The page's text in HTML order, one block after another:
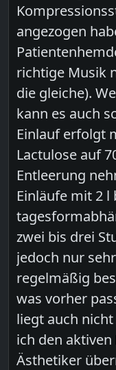
angezogen
richtige Musik
die gleiche).
kann es auch
Einlauf erfolgt
Lactulose auf
Entleerung
Einläufe mit 2 l
zwei bis drei
jedoch nur
regelmäßig
was vorher
liegt auch
ich den
Ästhetiker